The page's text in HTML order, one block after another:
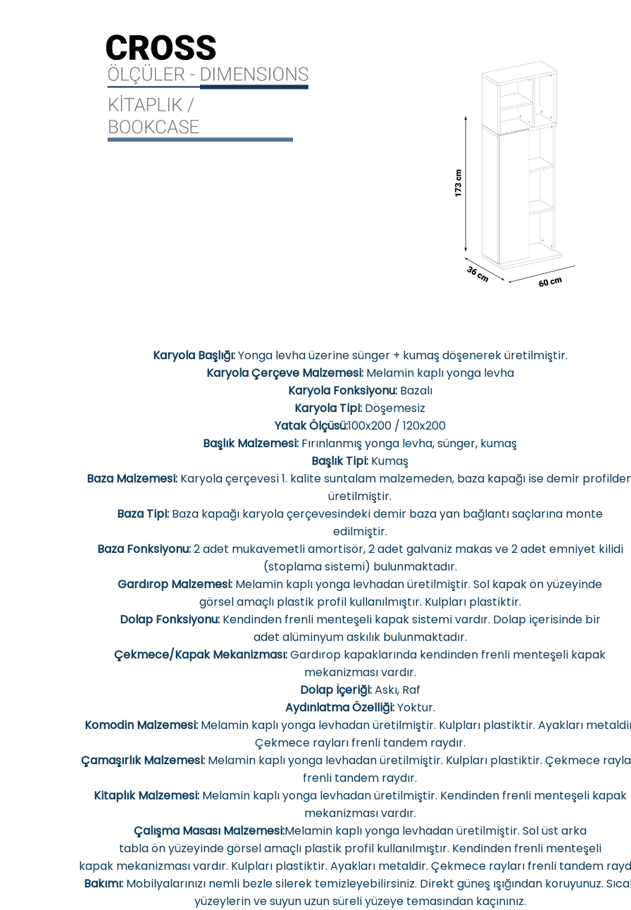
Karyola Başlığı:Yonga levha üzerine sünger + kumaş döşenerek üretilmiştir.
Karyola Çerçeve Malzemesi:Melamin kaplı yonga levha
Karyola Fonksiyonu:Bazalı
Karyola Tipi: Döşemesiz
Yatak Ölçüsü:100x200 / 120x200
Başlık Malzemesi: Fırınlanmış yonga levha, sünger, kumaş
Başlık Tipi: Kumaş
Baza Malzemesi: Karyola çerçevesi 1. kalite suntalam malzemeden, baza kapağı ise demir
üretilmiştir.
Baza Tipi: Baza kapağı karyola çerçevesindeki demir baza yan bağlantı saçlarına monte
edilmiştir.
Baza Fonksiyonu:2 adet mukavemetli amortisör, 2 adet galvaniz makas ve 2 adet emniyet kilidi
(stoplama sistemi) bulunmaktadır.
Gardırop Malzemesi: Melamin kaplı yonga levhadan üretilmiştir. Sol kapak ön yüzeyinde
görsel amaçlı plastik profil kullanılmıştır. Kulpları plastiktir.
Dolap Fonksiyonu:Kendinden frenli menteşeli kapak sistemi vardır. Dolap içerisinde bir
adet alüminyum askılık bulunmaktadır.
Çekmece/Kapak Mekanizması:Gardırop kapaklarında kendinden frenli menteşeli kapak
mekanizması vardır.
Dolap İçeriği:Askı, Raf
Aydınlatma Özelliği:Yoktur.
Komodin Malzemesi:Melamin kaplı yonga levhadan üretilmiştir. Kulpları plastiktir. Ayakları
Çekmece rayları frenli tandem raydır.
Çamaşırlık Malzemesi: Melamin kaplı yonga levhadan üretilmiştir. Kulpları plastiktir. Çekmece
frenli tandem raydır.
Kitaplık Malzemesi:Melamin kaplı yonga levhadan üretilmiştir. Kendinden frenli menteşeli kapak
mekanizması vardır.
Çalışma Masası Malzemesi:Melamin kaplı yonga levhadan üretilmiştir. Sol üst arka
tabla ön yüzeyinde görsel amaçlı plastik profil kullanılmıştır. Kendinden frenli menteşeli
kapak mekanizması vardır. Kulpları plastiktir. Ayakları metaldir. Çekmece rayları frenli tandem
Bakımı: Mobilyalarınızı nemli bezle silerek temizleyebilirsiniz. Direkt güneş ışığından koruyunuz.
yüzeylerin ve suyun uzun süreli yüzeye temasından kaçınınız.